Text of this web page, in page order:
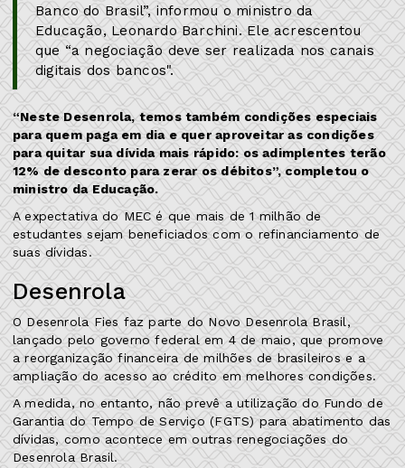
Banco do Brasil”, informou o ministro da
Educação, Leonardo Barchini. Ele acrescentou
que “a negociação deve ser realizada nos canais
digitais dos bancos".
“Neste Desenrola, temos também condições especiais
para quem paga em dia e quer aproveitar as condições
para quitar sua dívida mais rápido: os adimplentes terão
12% de desconto para zerar os débitos”, completou o
ministro da Educação.
A expectativa do MEC é que mais de 1 milhão de
estudantes sejam beneficiados com o refinanciamento de
suas dívidas.
Desenrola
O Desenrola Fies faz parte do Novo Desenrola Brasil,
lançado pelo governo federal em 4 de maio, que promove
a reorganização financeira de milhões de brasileiros e a
ampliação do acesso ao crédito em melhores condições.
A medida, no entanto, não prevê a utilização do Fundo de
Garantia do Tempo de Serviço (FGTS) para abatimento das
dívidas, como acontece em outras renegociações do
Desenrola Brasil.